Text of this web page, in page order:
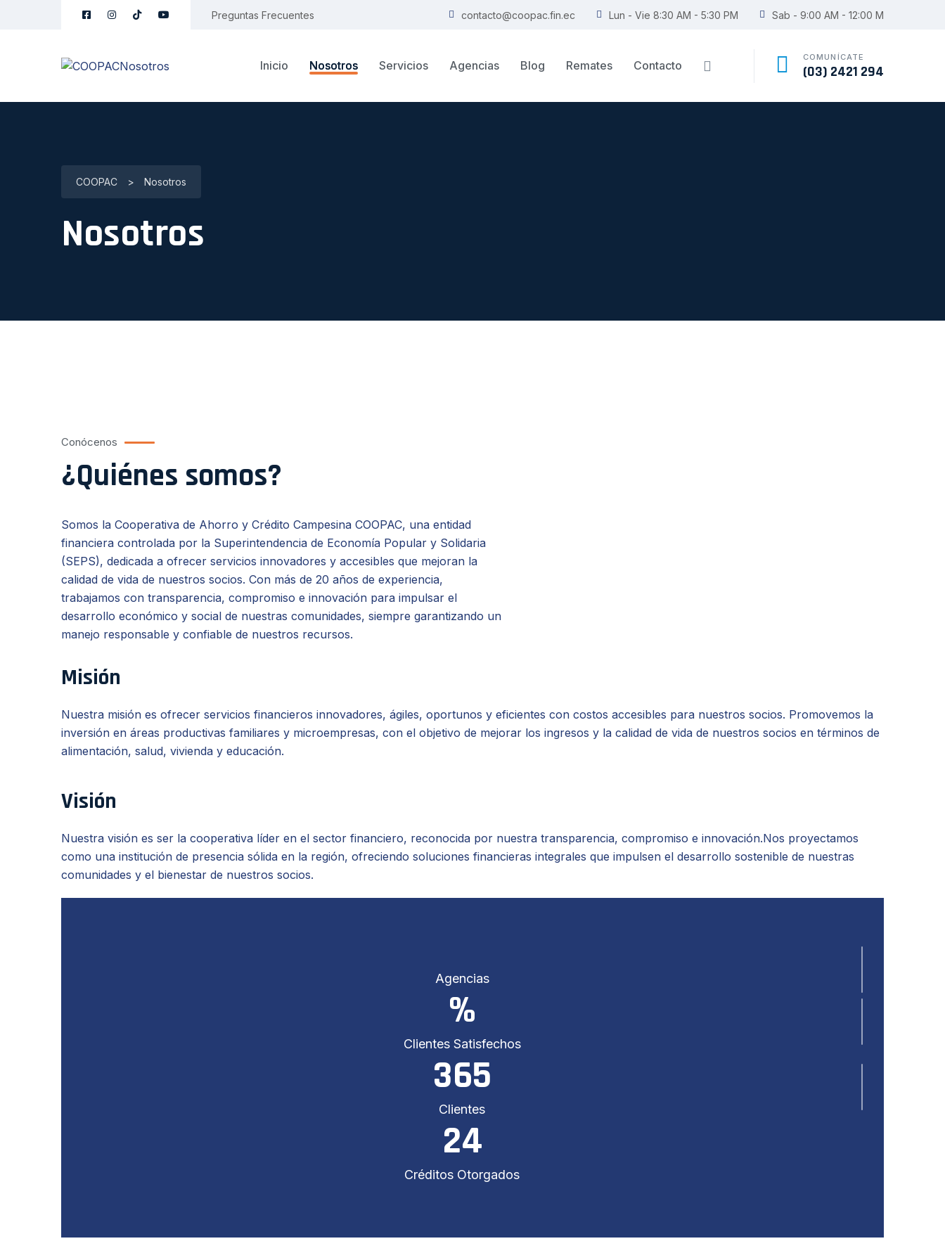
Preguntas Frecuentes contacto@coopac.fin.ec Lun - Vie 8:30 AM - 5:30 PM Sab - 9:00 AM - 12:00 M
Inicio Nosotros Servicios Agencias Blog Remates Contacto
COMUNÍCATE
(03) 2421 294
COOPAC > Nosotros
Nosotros
Conócenos
¿Quiénes somos?
Somos la Cooperativa de Ahorro y Crédito Campesina COOPAC, una entidad
financiera controlada por la Superintendencia de Economía Popular y Solidaria
(SEPS), dedicada a ofrecer servicios innovadores y accesibles que mejoran la
calidad de vida de nuestros socios. Con más de 20 años de experiencia,
trabajamos con transparencia, compromiso e innovación para impulsar el
desarrollo económico y social de nuestras comunidades, siempre garantizando un
manejo responsable y confiable de nuestros recursos.
Misión
Nuestra misión es ofrecer servicios financieros innovadores, ágiles, oportunos y eficientes con costos accesibles para nuestros socios. Promovemos la
inversión en áreas productivas familiares y microempresas, con el objetivo de mejorar los ingresos y la calidad de vida de nuestros socios en términos de
alimentación, salud, vivienda y educación.
Visión
Nuestra visión es ser la cooperativa líder en el sector financiero, reconocida por nuestra transparencia, compromiso e innovación.Nos proyectamos
como una institución de presencia sólida en la región, ofreciendo soluciones financieras integrales que impulsen el desarrollo sostenible de nuestras
comunidades y el bienestar de nuestros socios.
Agencias
%
Clientes Satisfechos
365
Clientes
24
Créditos Otorgados